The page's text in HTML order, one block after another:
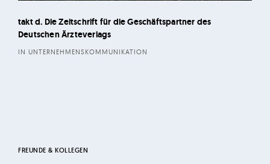
takt d. Die Zeitschrift für die Geschäftspartner des
Deutschen Ärzteverlags
IN UNTERNEHMENSKOMMUNIKATION
FREUNDE & KOLLEGEN